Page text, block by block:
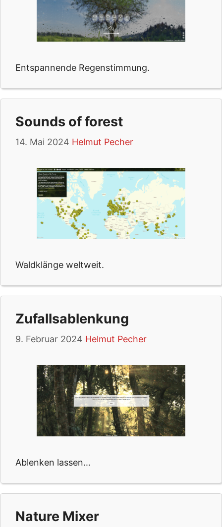
Entspannende Regenstimmung.
Sounds of forest
14. Mai 2024 Helmut Pecher
Waldklänge weltweit.
Zufallsablenkung
9. Februar 2024 Helmut Pecher
Ablenken lassen…
Nature Mixer